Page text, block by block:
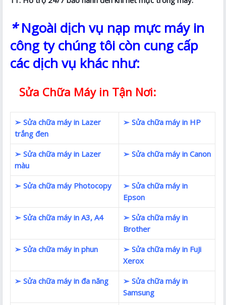
*Ngoài dịch vụ nạp mực máy in
công ty chúng tôi còn cung cấp
các dịch vụ khác như:
Sửa Chữa Máy in Tận Nơi:
➢ Sửa chữa máy in Lazer
trắng đen
➢ Sửa chữa máy in HP
➢ Sửa chữa máy in Lazer
màu
➢ Sửa chữa máy in Canon
➢ Sửa chữa máy Photocopy
➢ Sửa chữa máy in
Epson
➢ Sửa chữa máy in A3, A4
➢ Sửa chữa máy in
Brother
➢ Sửa chữa máy in phun
➢ Sửa chữa máy in FuJi
Xerox
➢ Sửa chữa máy in đa năng
➢ Sửa chữa máy in
Samsung